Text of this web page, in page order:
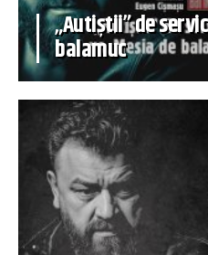
„Autiștii” de
balamuc